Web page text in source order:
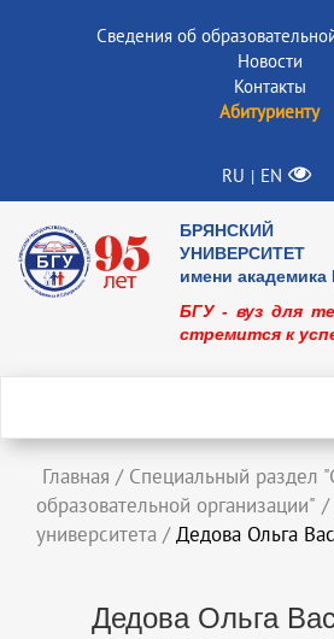
Сведения об
Новости
Контакты
Абитуриенту
RU | EN
БРЯНСКИЙ
УНИВЕРСИТЕТ
имени академика
БГУ - вуз для
стремится к
Главная / Специальный раздел
образовательной организации" /
университета / Дедова Ольга
Дедова Ольга